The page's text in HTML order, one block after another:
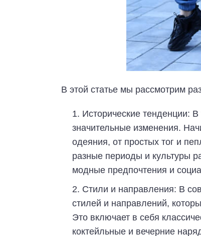
В этой статье мы рассмотрим
Исторические тенденции:
значительные изменения.
одеяния, от простых тог и
разные периоды и культуры
модные предпочтения и
Стили и направления: В
стилей и направлений,
Это включает в себя
коктейльные и вечерние